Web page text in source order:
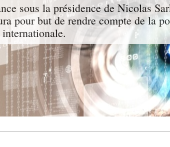
sous la présidence de Nicolas
pour but de rendre compte de la